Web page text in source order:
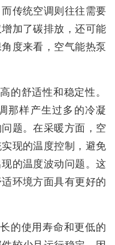
传统空调则往往需要
加了碳排放，还可能
度来看，空气能热泵
的舒适性和稳定性。
那样产生过多的冷凝
题。在采暖方面，空
现的温度控制，避免
的温度波动问题。这
环境方面具有更好的
的使用寿命和更低的